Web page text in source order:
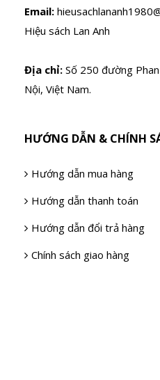
Email:
Hiệu sách Lan Anh
Địa chỉ: Số 250 đường
Nội, Việt Nam.
HƯỚNG DẪN & CHÍNH
Hướng dẫn mua hàng
Hướng dẫn thanh toán
Hướng dẫn đổi trả hàng
Chính sách giao hàng